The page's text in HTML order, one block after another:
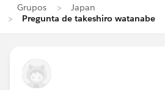
Grupos
Japan
Pregunta de takeshiro watanabe